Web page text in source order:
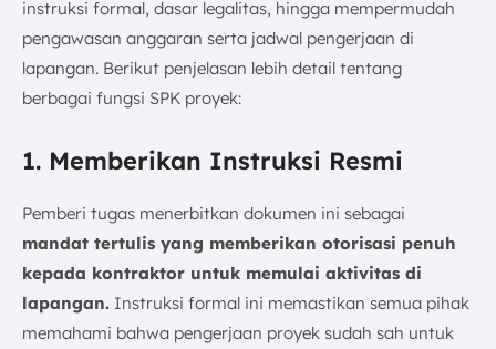
instruksi formal, dasar legalitas, hingga mempermudah
pengawasan anggaran serta jadwal pengerjaan di
lapangan. Berikut penjelasan lebih detail tentang
berbagai fungsi SPK proyek:
1. Memberikan Instruksi Resmi
Pemberi tugas menerbitkan dokumen ini sebagai
mandat tertulis yang memberikan otorisasi penuh
kepada kontraktor untuk memulai aktivitas di
lapangan. Instruksi formal ini memastikan semua pihak
memahami bahwa pengerjaan proyek sudah sah untuk